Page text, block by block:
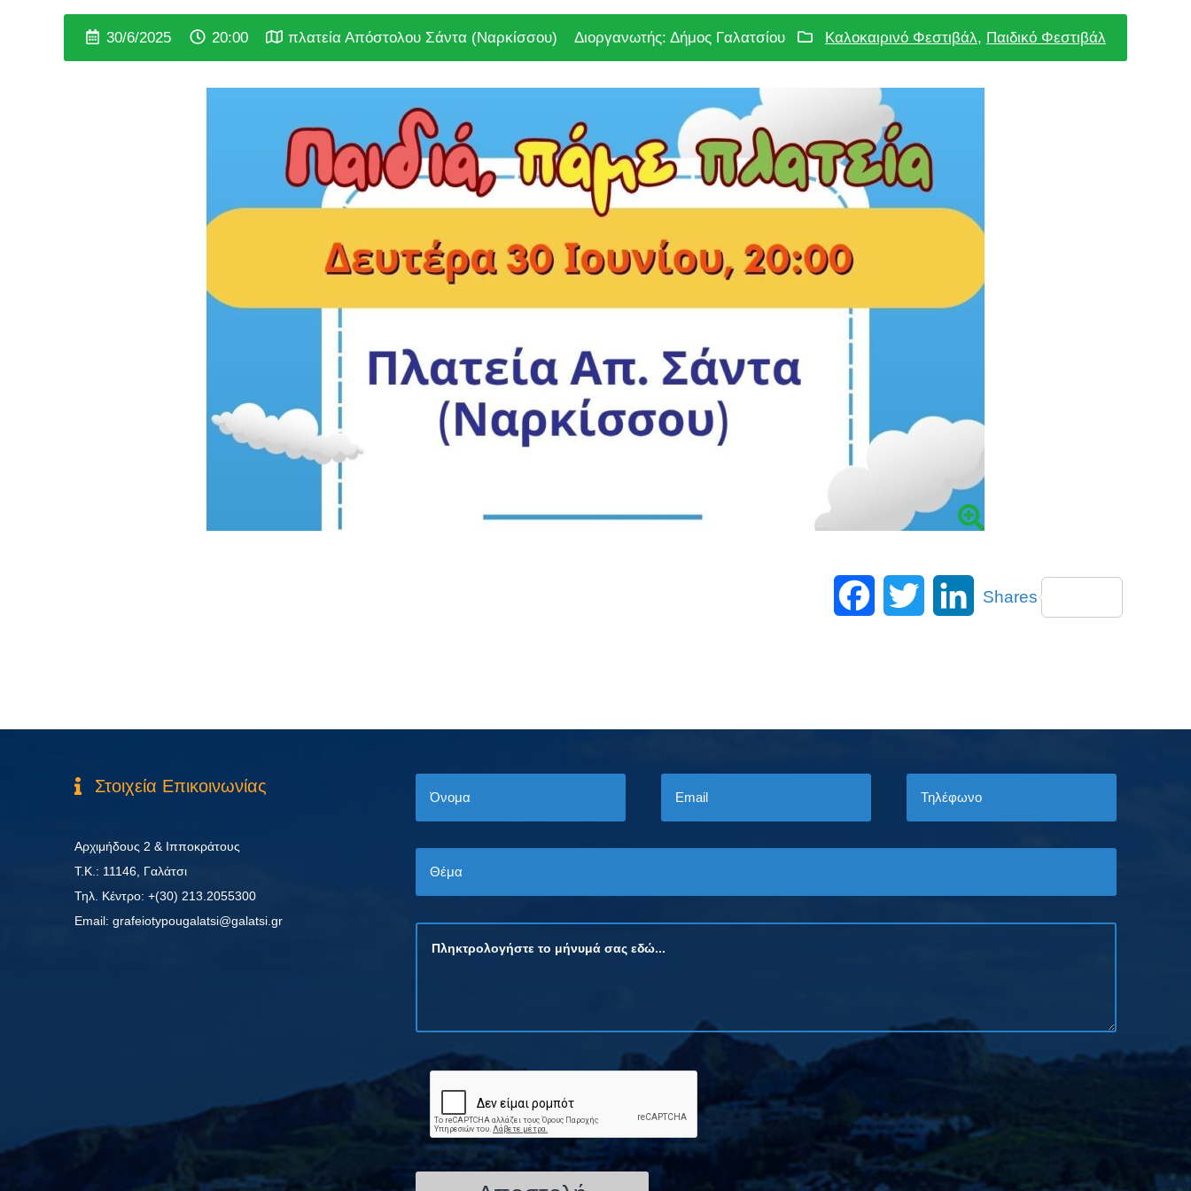
30/6/2025 20:00 πλατεία Απόστολου Σάντα (Ναρκίσσου) Διοργανωτής: Δήμος Γαλατσίου Καλοκαιρινό Φεστιβάλ, Παιδικό Φεστιβάλ
FacebookTwitter
Shares
Στοιχεία Επικοινωνίας
Αρχιμήδους 2 & Ιπποκράτους
Τ.Κ.: 11146, Γαλάτσι
Τηλ. Κέντρο: +(30) 213.2055300
Εmail: grafeiotypougalatsi@galatsi.gr